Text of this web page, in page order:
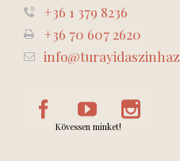
+36 1 379 8236
+36 70 607 2620
Kövessen minket!